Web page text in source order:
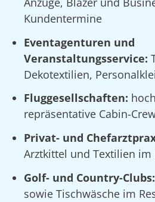
Kundentermine
Eventagenturen und
Veranstaltungsservice:
Dekotextilien,
Fluggesellschaften:
repräsentative Cabin-
Privat- und
Arztkittel und Textilien im
Golf- und Country-Clubs:
sowie Tischwäsche im